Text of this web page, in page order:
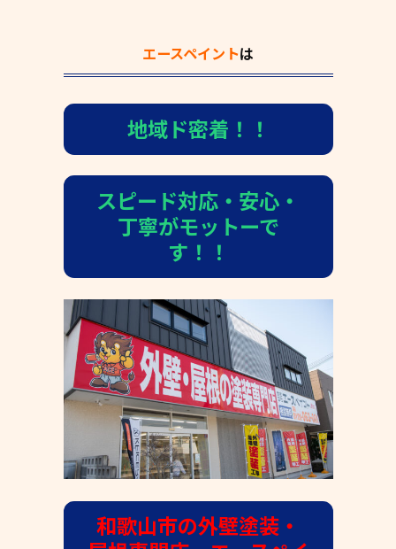
エースペイントは
地域ド密着！！
スピード対応・安心・
丁寧がモットーで
す！！
和歌山市の外壁塗装・